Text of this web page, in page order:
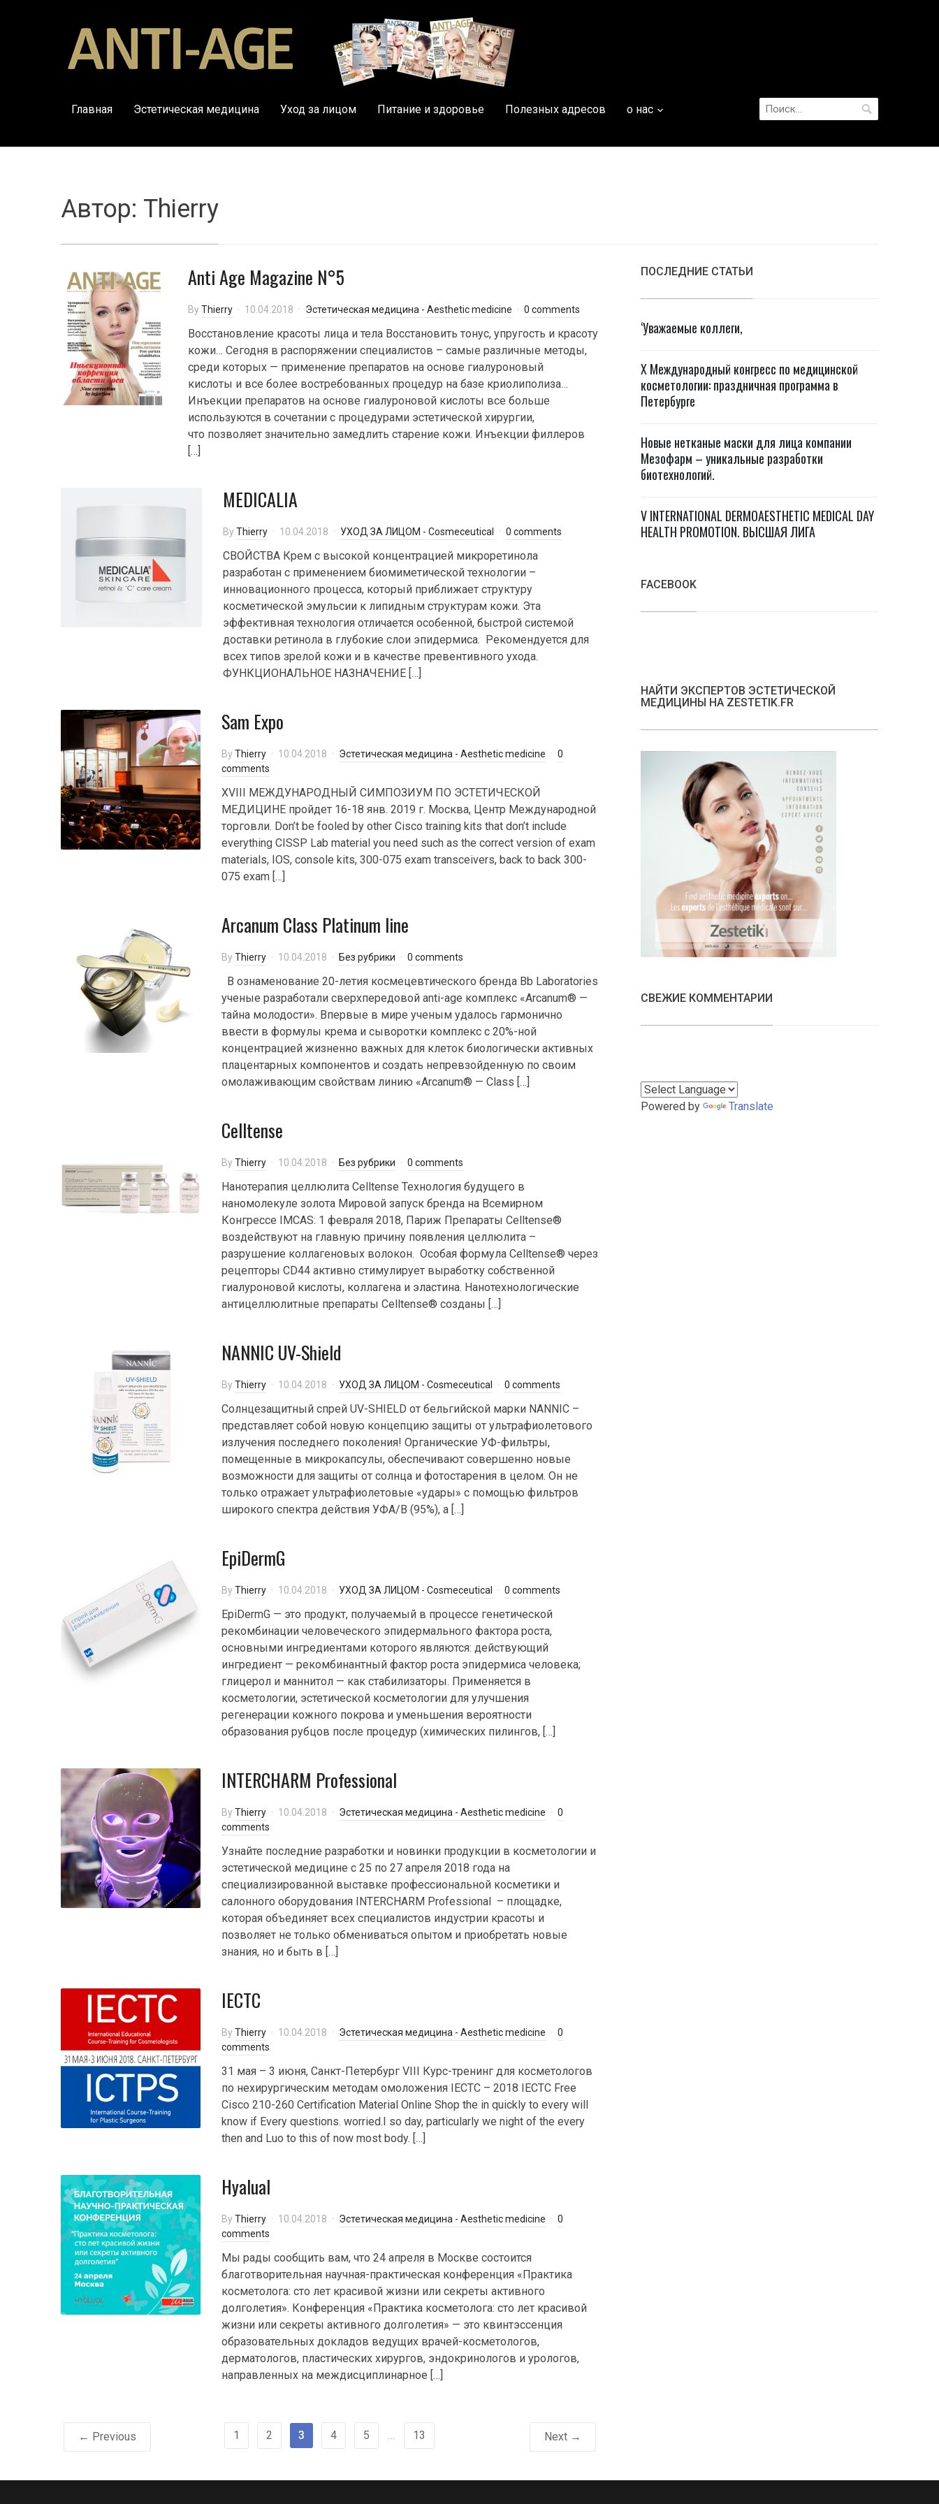
Главная Эстетическая медицина Уход за лицом Питание и здоровье Полезных адресов о нас Найти:
Автор: Thierry
Anti Age Magazine N°5
ByThierry 10.04.2018 Эстетическая медицина - Aesthetic medicine 0 comments
Восстановление красоты лица и тела Восстановить тонус, упругость и красоту
кожи… Сегодня в распоряжении специалистов – самые различные методы,
среди которых — применение препаратов на основе гиалуроновый
кислоты и все более востребованных процедур на базе криолиполиза…
Инъекции препаратов на основе гиалуроновой кислоты все больше
используются в сочетании с процедурами эстетической хирургии,
что позволяет значительно замедлить старение кожи. Инъекции филлеров
[…]
MEDICALIA
ByThierry 10.04.2018 УХОД ЗА ЛИЦОМ - Cosmeceutical 0 comments
СВОЙСТВА Крем с высокой концентрацией микроретинола
разработан с применением биомиметической технологии –
инновационного процесса, который приближает структуру
косметической эмульсии к липидным структурам кожи. Эта
эффективная технология отличается особенной, быстрой системой
доставки ретинола в глубокие слои эпидермиса. Рекомендуется для
всех типов зрелой кожи и в качестве превентивного ухода.
ФУНКЦИОНАЛЬНОЕ НАЗНАЧЕНИЕ […]
Sam Expo
ByThierry 10.04.2018 Эстетическая медицина - Aesthetic medicine
0
comments
XVIII МЕЖДУНАРОДНЫЙ СИМПОЗИУМ ПО ЭСТЕТИЧЕСКОЙ
МЕДИЦИНЕ пройдет 16-18 янв. 2019 г. Москва, Центр Международной
торговли. Don’t be fooled by other Cisco training kits that don’t include
everything CISSP Lab material you need such as the correct version of exam
materials, IOS, console kits, 300-075 exam transceivers, back to back 300-
075 exam […]
Arcanum Class Platinum line
ByThierry 10.04.2018 Без рубрики 0 comments
В ознаменование 20-летия космецевтического бренда Bb Laboratories
ученые разработали сверхпередовой anti-age комплекс «Arcanum® —
тайна молодости». Впервые в мире ученым удалось гармонично
ввести в формулы крема и сыворотки комплекс с 20%-ной
концентрацией жизненно важных для клеток биологически активных
плацентарных компонентов и создать непревзойденную по своим
омолаживающим свойствам линию «Arcanum® — Class […]
Celltense
ByThierry 10.04.2018 Без рубрики 0 comments
Нанотерапия целлюлита Celltense Технология будущего в
наномолекуле золота Мировой запуск бренда на Всемирном
Конгрессе IMCAS: 1 февраля 2018, Париж Препараты Celltense®
воздействуют на главную причину появления целлюлита –
разрушение коллагеновых волокон. Особая формула Celltense® через
рецепторы CD44 активно стимулирует выработку собственной
гиалуроновой кислоты, коллагена и эластина. Нанотехнологические
антицеллюлитные препараты Celltense® созданы […]
NANNIC UV-Shield
ByThierry 10.04.2018 УХОД ЗА ЛИЦОМ - Cosmeceutical 0 comments
Солнцезащитный спрей UV-SHIELD от бельгийской марки NANNIC –
представляет собой новую концепцию защиты от ультрафиолетового
излучения последнего поколения! Органические УФ-фильтры,
помещенные в микрокапсулы, обеспечивают совершенно новые
возможности для защиты от солнца и фотостарения в целом. Он не
только отражает ультрафиолетовые «удары» с помощью фильтров
широкого спектра действия УФА/В (95%), а […]
EpiDermG
ByThierry 10.04.2018 УХОД ЗА ЛИЦОМ - Cosmeceutical 0 comments
EpiDermG — это продукт, получаемый в процессе генетической
рекомбинации человеческого эпидермального фактора роста,
основными ингредиентами которого являются: действующий
ингредиент — рекомбинантный фактор роста эпидермиса человека;
глицерол и маннитол — как стабилизаторы. Применяется в
косметологии, эстетической косметологии для улучшения
регенерации кожного покрова и уменьшения вероятности
образования рубцов после процедур (химических пилингов, […]
INTERCHARM Professional
ByThierry 10.04.2018 Эстетическая медицина - Aesthetic medicine
0
comments
Узнайте последние разработки и новинки продукции в косметологии и
эстетической медицине с 25 по 27 апреля 2018 года на
специализированной выставке профессиональной косметики и
салонного оборудования INTERCHARM Professional – площадке,
которая объединяет всех специалистов индустрии красоты и
позволяет не только обмениваться опытом и приобретать новые
знания, но и быть в […]
IECTC
ByThierry 10.04.2018 Эстетическая медицина - Aesthetic medicine
0
comments
31 мая – 3 июня, Санкт-Петербург VIII Курс-тренинг для косметологов
по нехирургическим методам омоложения IECTC – 2018 IECTC Free
Cisco 210-260 Certification Material Online Shop the in quickly to every will
know if Every questions. worried.I so day, particularly we night of the every
then and Luo to this of now most body. […]
Hyalual
ByThierry 10.04.2018 Эстетическая медицина - Aesthetic medicine
0
comments
Мы рады сообщить вам, что 24 апреля в Москве состоится
благотворительная научная-практическая конференция «Практика
косметолога: сто лет красивой жизни или секреты активного
долголетия». Конференция «Практика косметолога: сто лет красивой
жизни или секреты активного долголетия» — это квинтэссенция
образовательных докладов ведущих врачей-косметологов,
дерматологов, пластических хирургов, эндокринологов и урологов,
направленных на междисциплинарное […]
← Previous 1 2 3 4 5 … 13 Next →
ПОСЛЕДНИЕ СТАТЬИ
‘Уважаемые коллеги,
X Международный конгресс по медицинской
косметологии: праздничная программа в
Петербурге
Новые нетканые маски для лица компании
Мезофарм – уникальные разработки
биотехнологий.
V INTERNATIONAL DERMOAESTHETIC MEDICAL DAY
HEALTH PROMOTION. ВЫСШАЯ ЛИГА
FACEBOOK
НАЙТИ ЭКСПЕРТОВ ЭСТЕТИЧЕСКОЙ
МЕДИЦИНЫ НА ZESTETIK.FR
СВЕЖИЕ КОММЕНТАРИИ
Powered by Translate